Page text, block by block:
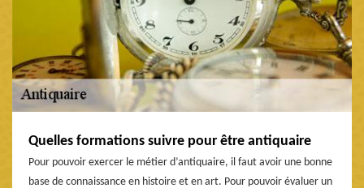
Quelles formations suivre pour être antiquaire
Pour pouvoir exercer le métier d’antiquaire, il faut avoir une bonne
base de connaissance en histoire et en art. Pour pouvoir évaluer un